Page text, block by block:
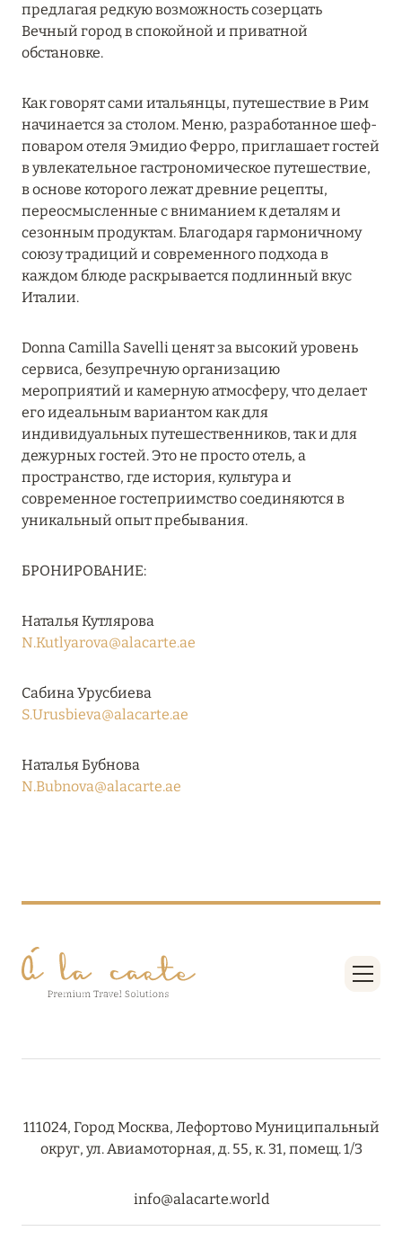
ATLANTIS THE PALM, DUBAI: СКИДКИ ДО 35%
НА НОМЕРА ВСЕХ КАТЕГОРИЙ
29 декабря 2023
HAPPY NEW YEAR!
Подробнее
25 декабря 2023
BARRIÈRE LES NEIGES: ЕСЛИ НОВЫЙ ГОД, ТО В
Подробнее
11 ноября 2023
SONEVA SECRET: ОТКРЫТИЕ В ЯНВАРЕ 2024
Подробнее
ИТАЛИЯ В КАДРЕ: ЭКСКЛЮЗИВНЫЕ
Подробнее
05 августа 2026
KUDADOO MALDIVES PRIVATE ISLAND: СКИДКА
Подробнее
ПРОЖИВАНИЕ ДЛЯ ДЕТЕЙ
ПОЛУПАНСИОН В ПОДАРОК И
Подробнее
MEYYAFUSHI MALDIVES: НОВЫЙ БРИЛЛИАНТ
предлагая редкую возможность созерцать
Вечный город в спокойной и приватной
обстановке.
Как говорят сами итальянцы, путешествие в Рим
начинается за столом. Меню, разработанное шеф-
поваром отеля Эмидио Ферро, приглашает гостей
в увлекательное гастрономическое путешествие,
в основе которого лежат древние рецепты,
переосмысленные с вниманием к деталям и
сезонным продуктам. Благодаря гармоничному
союзу традиций и современного подхода в
каждом блюде раскрывается подлинный вкус
Италии.
Donna Camilla Savelli ценят за высокий уровень
сервиса, безупречную организацию
мероприятий и камерную атмосферу, что делает
его идеальным вариантом как для
индивидуальных путешественников, так и для
дежурных гостей. Это не просто отель, а
пространство, где история, культура и
современное гостеприимство соединяются в
уникальный опыт пребывания.
БРОНИРОВАНИЕ:
Наталья Кутлярова
N.Kutlyarova@alacarte.ae
Сабина Урусбиева
S.Urusbieva@alacarte.ae
Наталья Бубнова
N.Bubnova@alacarte.ae
111024, Город Москва, Лефортово Муниципальный
округ, ул. Авиамоторная, д. 55, к. 31, помещ. 1/3
info@alacarte.world